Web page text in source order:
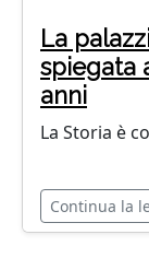
La
spiegata
anni
La Storia è
Continua la